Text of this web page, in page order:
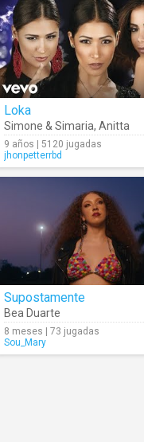
Loka
Simone & Simaria, Anitta
9 años | 5120 jugadas
jhonpetterrbd
Supostamente
Bea Duarte
8 meses | 73 jugadas
Sou_Mary